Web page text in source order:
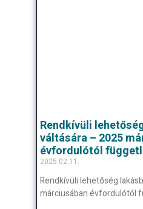
Rendkívüli
váltására – 2025
évfordulótól
2025.02.11.
Rendkívüli lehetőség
márciusában évfordulótól